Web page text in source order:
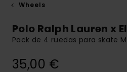
Wheels
Polo Ralph Lauren x
Pack de 4 ruedas para skate
35,00 €